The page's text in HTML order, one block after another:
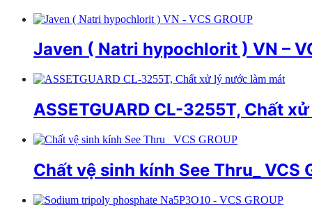
Javen ( Natri hypochlorit ) VN –
ASSETGUARD CL-3255T, Chất
Chất vệ sinh kính See Thru_ VCS